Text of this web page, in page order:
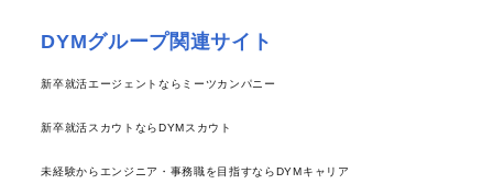
DYMグループ関連サイト
新卒就活エージェントならミーツカンパニー
新卒就活スカウトならDYMスカウト
未経験からエンジニア・事務職を目指すならDYMキャリア